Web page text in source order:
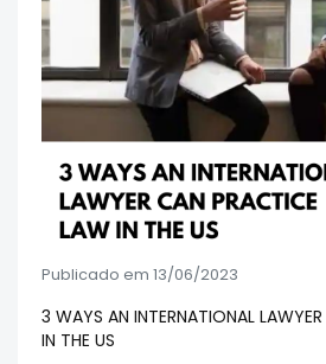
Publicado em 13/06/2023
3 WAYS AN INTERNATIONAL
IN THE US